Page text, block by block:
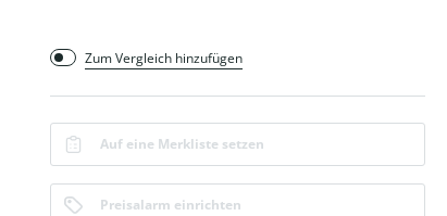
Zum Vergleich hinzufügen
Auf eine Merkliste setzen
Preisalarm einrichten